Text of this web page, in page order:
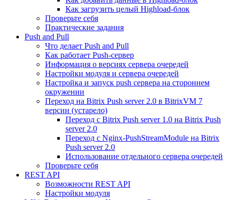
Как загрузить целый Highload-блок
Проверьте себя
Практические задания
Push and Pull
Что делает Push and Pull
Как работает Push-сервер
Информация о версиях сервера очередей
Настройки модуля и сервера очередей
Настройка и запуск push сервера на стороннем
окружении
Переход на Bitrix Push server 2.0 в BitrixVM 7
версии (устарело)
Переход с Bitrix Push server 1.0 на Bitrix Push
server 2.0
Переход с Nginx-PushStreamModule на Bitrix
Push server 2.0
Использование отдельного сервера очередей
Проверьте себя
REST API
Возможности REST API
Настройки модуля